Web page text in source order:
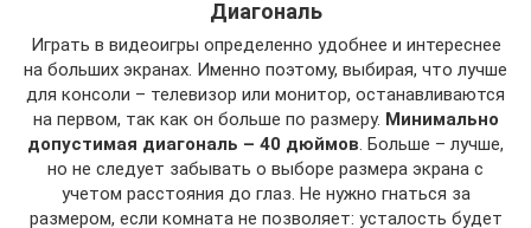
Диагональ
Играть в видеоигры определенно удобнее и интереснее
на больших экранах. Именно поэтому, выбирая, что лучше
для консоли – телевизор или монитор, останавливаются
на первом, так как он больше по размеру. Минимально
допустимая диагональ – 40 дюймов. Больше – лучше,
но не следует забывать о выборе размера экрана с
учетом расстояния до глаз. Не нужно гнаться за
размером, если комната не позволяет: усталость будет